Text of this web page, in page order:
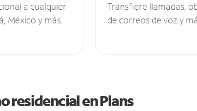
a cualquier
México y más.
Transfiere llamadas,
de correos de voz y
residencial en Plans